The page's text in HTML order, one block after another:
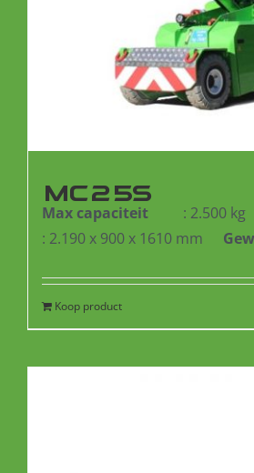
MC25S
Max capaciteit : 2.500 kg
: 2.190 x 900 x 1610 mm
Koop product